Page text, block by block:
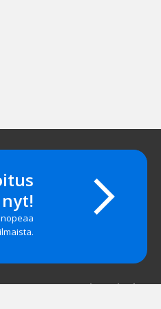
nyt!
Yritystiedot